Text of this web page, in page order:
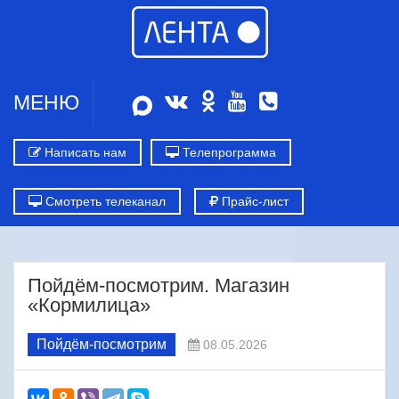
МЕНЮ
Написать нам Телепрограмма
Смотреть телеканал Прайс-лист
Пойдём-посмотрим. Магазин
«Кормилица»
Пойдём-посмотрим 08.05.2026